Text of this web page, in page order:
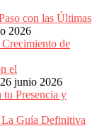
con las Últimas
2026
de
el
26 junio 2026
tu Presencia y
La Guía Definitiva